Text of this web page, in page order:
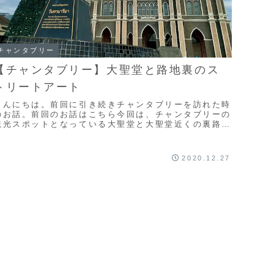
ャンタブリー
【チャンタブリー】大聖堂と路地裏のス
リートアート
んにちは。前回に引き続きチャンタブリーを訪れた時
お話。前回のお話はこちら今回は、チャンタブリーの
光スポットとなっている大聖堂と大聖堂近くの裏路地
2020.12.27